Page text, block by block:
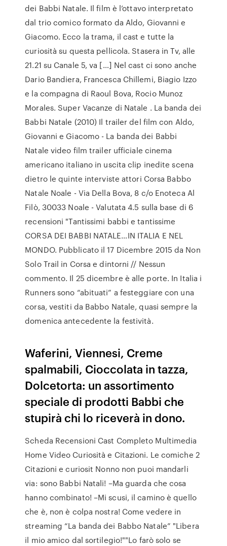
dei Babbi Natale. Il film è l’ottavo interpretato
dal trio comico formato da Aldo, Giovanni e
Giacomo. Ecco la trama, il cast e tutte la
curiosità su questa pellicola. Stasera in Tv, alle
21.21 su Canale 5, va […] Nel cast ci sono anche
Dario Bandiera, Francesca Chillemi, Biagio Izzo
e la compagna di Raoul Bova, Rocio Munoz
Morales. Super Vacanze di Natale . La banda dei
Babbi Natale (2010) Il trailer del film con Aldo,
Giovanni e Giacomo - La banda dei Babbi
Natale video film trailer ufficiale cinema
americano italiano in uscita clip inedite scena
dietro le quinte interviste attori Corsa Babbo
Natale Noale - Via Della Bova, 8 c/o Enoteca Al
Filò, 30033 Noale - Valutata 4.5 sulla base di 6
recensioni "Tantissimi babbi e tantissime
CORSA DEI BABBI NATALE…IN ITALIA E NEL
MONDO. Pubblicato il 17 Dicembre 2015 da Non
Solo Trail in Corsa e dintorni // Nessun
commento. Il 25 dicembre è alle porte. In Italia i
Runners sono “abituati” a festeggiare con una
corsa, vestiti da Babbo Natale, quasi sempre la
domenica antecedente la festività.
Waferini, Viennesi, Creme
spalmabili, Cioccolata in tazza,
Dolcetorta: un assortimento
speciale di prodotti Babbi che
stupirà chi lo riceverà in dono.
Scheda Recensioni Cast Completo Multimedia
Home Video Curiosità e Citazioni. Le comiche 2
Citazioni e curiosit Nonno non puoi mandarli
via: sono Babbi Natali! –Ma guarda che cosa
hanno combinato! –Mi scusi, il camino è quello
che è, non è colpa nostra! Come vedere in
streaming “La banda dei Babbo Natale” "Libera
il mio amico dal sortilegio!""Lo farò solo se